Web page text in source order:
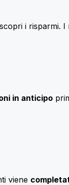
i risparmi. I
in anticipo
viene